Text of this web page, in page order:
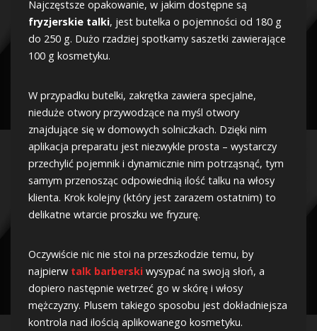
Najczęstsze opakowanie, w jakim dostępne są
fryzjerskie talki, jest butelka o pojemności od 180 g
do 250 g. Dużo rzadziej spotkamy saszetki zawierające
100 g kosmetyku.
W przypadku butelki, zakrętka zawiera specjalne,
nieduże otwory przywodzące na myśl otwory
znajdujące się w domowych solniczkach. Dzięki nim
aplikacja preparatu jest niezwykle prosta – wystarczy
przechylić pojemnik i dynamicznie nim potrząsnąć, tym
samym przenosząc odpowiednią ilość talku na włosy
klienta. Krok kolejny (który jest zarazem ostatnim) to
delikatne wtarcie proszku we fryzurę.
Oczywiście nic nie stoi na przeszkodzie temu, by
najpierw talk barberski wysypać na swoją słoń, a
dopiero następnie wetrzeć go w skórę i włosy
mężczyzny. Plusem takiego sposobu jest dokładniejsza
kontrola nad ilością aplikowanego kosmetyku.